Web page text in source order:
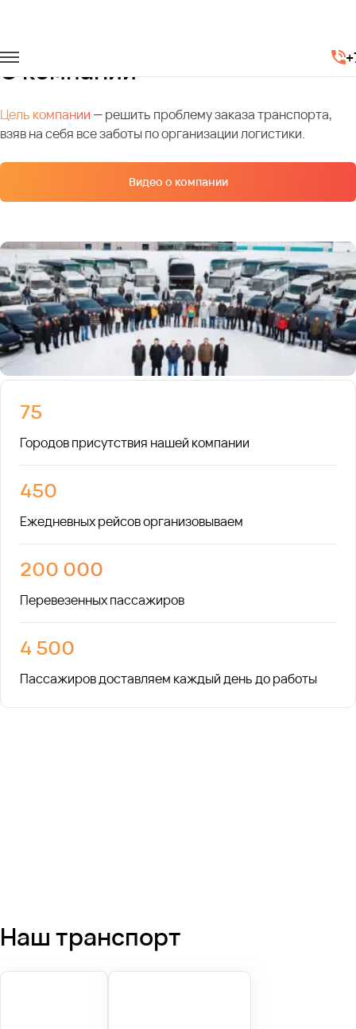
О компании
Цель компании — решить проблему заказа транспорта,
взяв на себя все заботы по организации логистики.
Видео о компании
75
Городов присутствия нашей компании
450
Ежедневных рейсов организовываем
200 000
Перевезенных пассажиров
4 500
Пассажиров доставляем каждый день до работы
Наш транспорт